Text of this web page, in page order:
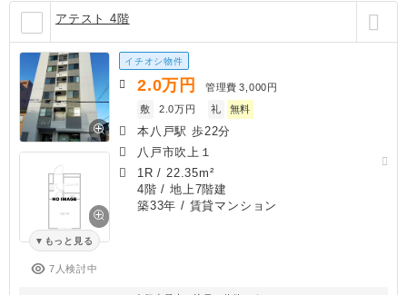
アテスト 4階
もっと見る
7人検討中
イチオシ物件
2.0万円 管理費 3,000円
敷
2.0万円 礼 無料
本八戸駅 歩22分
八戸市吹上１
1R / 22.35m²
4階 / 地上7階建
築33年 / 賃貸マンション